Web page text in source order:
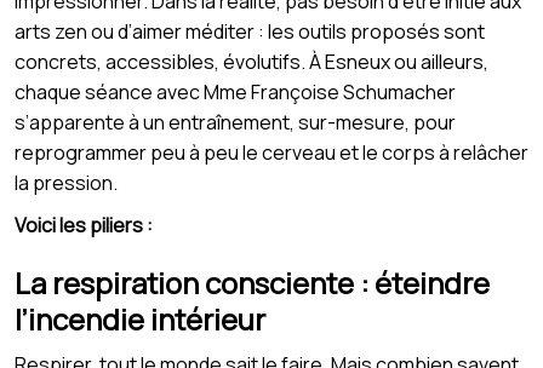
arts zen ou d’aimer méditer : les outils proposés sont
concrets, accessibles, évolutifs. À Esneux ou ailleurs,
chaque séance avec Mme Françoise Schumacher
s’apparente à un entraînement, sur-mesure, pour
reprogrammer peu à peu le cerveau et le corps à relâcher
la pression.
Voici les piliers :
La respiration consciente : éteindre
l’incendie intérieur